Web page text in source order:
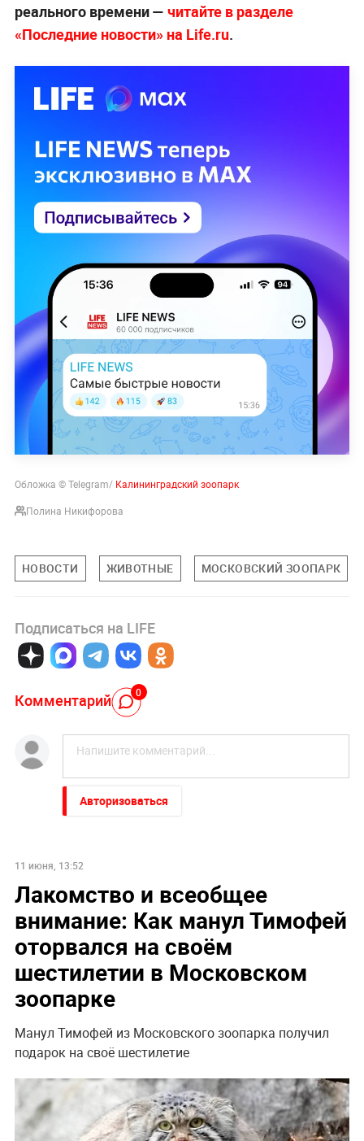
реального времени — читайте в разделе
«Последние новости» на Life.ru.
Обложка © Telegram/ Калининградский зоопарк
Полина Никифорова
НОВОСТИ ЖИВОТНЫЕ МОСКОВСКИЙ ЗООПАРК
Подписаться на LIFE
Комментарий 0
Авторизоваться
11 июня, 13:52
Лакомство и всеобщее
внимание: Как манул Тимофей
оторвался на своём
шестилетии в Московском
зоопарке
Манул Тимофей из Московского зоопарка получил
подарок на своё шестилетие